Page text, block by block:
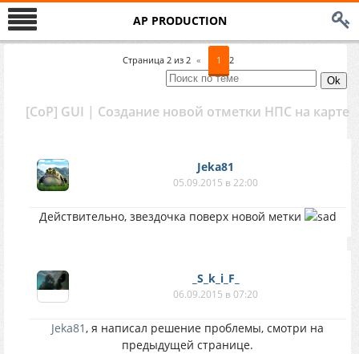
AP PRODUCTION
Страница 2 из 2 « 1 2
[CoP] GUI | Создание новой отметки НПС на карте
Jeka81
05.09.2015 в 22:00
Действительно, звездочка поверх новой метки
_S_k_i_F_
06.09.2015 в 07:20
Jeka81, я написал решение проблемы, смотри на
предыдущей странице.